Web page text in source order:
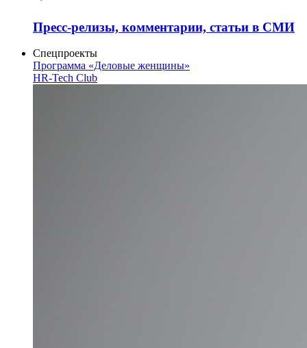
Пресс-релизы, комментарии, статьи в СМИ
Спецпроекты
Программа «Деловые женщины»
HR-Tech Club